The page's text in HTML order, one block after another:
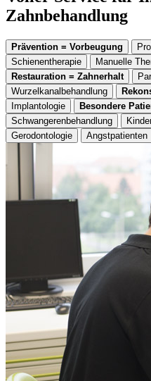
Zahnbehandlung
Prävention = Vorbeugung
Schienentherapie
Manuelle
Restauration = Zahnerhalt
Wurzelkanalbehandlung
Implantologie
Besondere
Schwangerenbehandlung
Gerodontologie
Angstpatienten